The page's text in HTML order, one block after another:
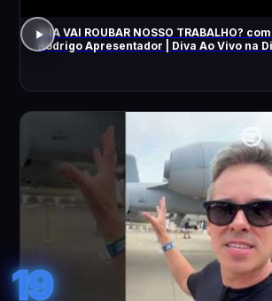
A IA VAI ROUBAR NOSSO TRABALHO?
Rodrigo Apresentador | Diva Ao Vivo na
19